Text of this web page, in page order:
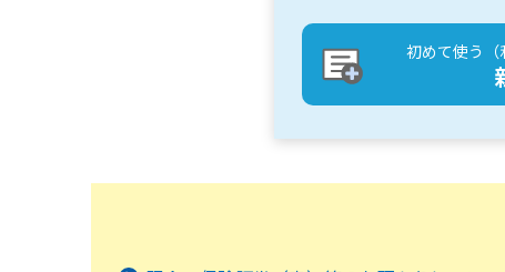
初めて使う（